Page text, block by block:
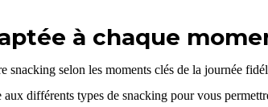
à chaque
snacking selon les moments clés de la journée
aux différents types de snacking pour vous